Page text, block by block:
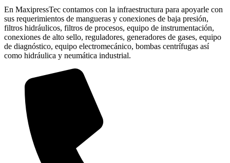
En MaxipressTec contamos con la infraestructura para apoyarle con
sus requerimientos de mangueras y conexiones de baja presión,
filtros hidráulicos, filtros de procesos, equipo de instrumentación,
conexiones de alto sello, reguladores, generadores de gases, equipo
de diagnóstico, equipo electromecánico, bombas centrífugas así
como hidráulica y neumática industrial.